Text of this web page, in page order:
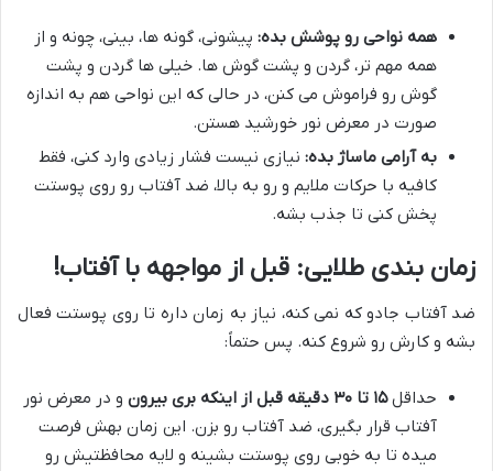
همه نواحی رو پوشش بده: پیشونی، گونه ها، بینی، چونه و از
همه مهم تر، گردن و پشت گوش ها. خیلی ها گردن و پشت
گوش رو فراموش می کنن، در حالی که این نواحی هم به اندازه
صورت در معرض نور خورشید هستن.
به آرامی ماساژ بده: نیازی نیست فشار زیادی وارد کنی، فقط
کافیه با حرکات ملایم و رو به بالا، ضد آفتاب رو روی پوستت
پخش کنی تا جذب بشه.
زمان بندی طلایی: قبل از مواجهه با آفتاب!
ضد آفتاب جادو که نمی کنه، نیاز به زمان داره تا روی پوستت فعال
بشه و کارش رو شروع کنه. پس حتماً:
حداقل۱۵ تا ۳۰ دقیقه قبل از اینکه بری بیرون
و در معرض نور
آفتاب قرار بگیری، ضد آفتاب رو بزن. این زمان بهش فرصت
میده تا به خوبی روی پوستت بشینه و لایه محافظتیش رو